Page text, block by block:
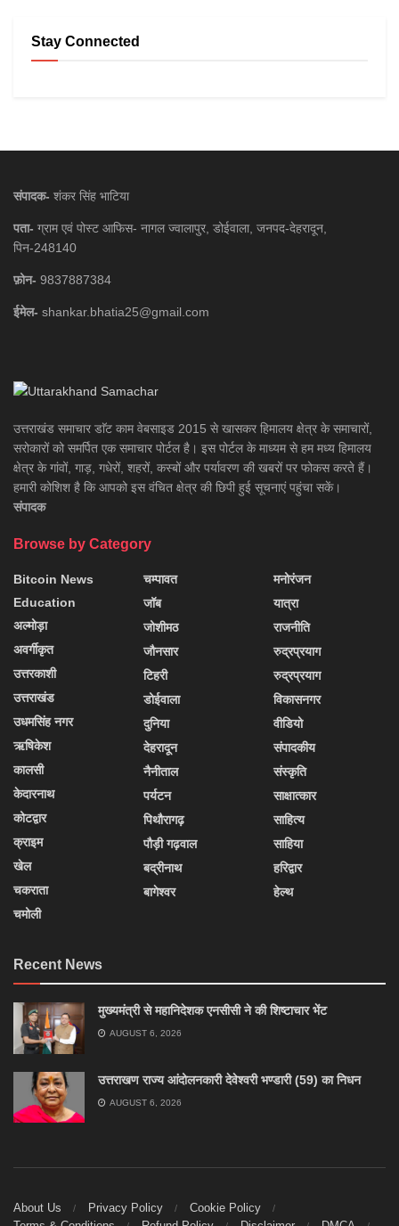
Stay Connected
संपादक- शंकर सिंह भाटिया
पता- ग्राम एवं पोस्ट आफिस- नागल ज्वालापुर, डोईवाला, जनपद-देहरादून,
पिन-248140
फ़ोन- 9837887384
ईमेल- shankar.bhatia25@gmail.com
उत्तराखंड समाचार डाॅट काम वेबसाइड 2015 से खासकर हिमालय क्षेत्र के समाचारों,
सरोकारों को समर्पित एक समाचार पोर्टल है। इस पोर्टल के माध्यम से हम मध्य हिमालय
क्षेत्र के गांवों, गाड़, गधेरों, शहरों, कस्बों और पर्यावरण की खबरों पर फोकस करते हैं।
हमारी कोशिश है कि आपको इस वंचित क्षेत्र की छिपी हुई सूचनाएं पहुंचा सकें।
संपादक
Browse by Category
Bitcoin News
Education
अल्मोड़ा
अवर्गीकृत
उत्तरकाशी
उत्तराखंड
उधमसिंह नगर
ऋषिकेश
कालसी
केदारनाथ
कोटद्वार
क्राइम
खेल
चकराता
चमोली
चम्पावत
जॉब
जोशीमठ
जौनसार
टिहरी
डोईवाला
दुनिया
देहरादून
नैनीताल
पर्यटन
पिथौरागढ़
पौड़ी गढ़वाल
बद्रीनाथ
बागेश्वर
मनोरंजन
यात्रा
राजनीति
रुद्रप्रयाग
रुद्रप्रयाग
विकासनगर
वीडियो
संपादकीय
संस्कृति
साक्षात्कार
साहित्य
साहिया
हरिद्वार
हेल्थ
Recent News
मुख्यमंत्री से महानिदेशक एनसीसी ने की शिष्टाचार भेंट
AUGUST 6, 2026
उत्तराखण राज्य आंदोलनकारी देवेश्वरी भण्डारी (59) का निधन
AUGUST 6, 2026
About Us Privacy Policy
Cookie Policy